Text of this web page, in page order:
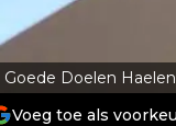
Doelen
Voeg toe als